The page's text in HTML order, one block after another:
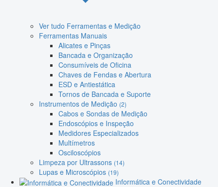
Ver tudo Ferramentas e Medição
Ferramentas Manuais
Alicates e Pinças
Bancada e Organização
Consumíveis de Oficina
Chaves de Fendas e Abertura
ESD e Antiestática
Tornos de Bancada e Suporte
Instrumentos de Medição (2)
Cabos e Sondas de Medição
Endoscópios e Inspeção
Medidores Especializados
Multímetros
Osciloscópios
Limpeza por Ultrassons (14)
Lupas e Microscópios (19)
Informática e Conectividade